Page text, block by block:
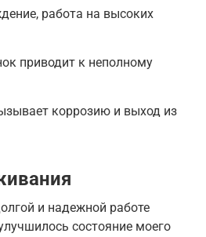
работа на высоких
приводит к неполному
коррозию и выход из
и надежной работе
состояние моего